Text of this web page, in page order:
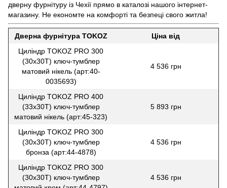
дверну фурнітуру із Чехії прямо в каталозі нашого інтернет-
магазину. Не економте на комфорті та безпеці свого житла!
Дверна фурнітура TOKOZ
Ціна від
Циліндр TOKOZ PRO 300
(30x30T) ключ-тумблер
матовий нікель (арт:40-
0035693)
4 536 грн
Циліндр TOKOZ PRO 400
(33x30T) ключ-тумблер
матовий нікель (арт:45-323)
5 893 грн
Циліндр TOKOZ PRO 300
(30x30T) ключ-тумблер
бронза (арт:44-4878)
4 536 грн
Циліндр TOKOZ PRO 300
(30x30T) ключ-тумблер
4 536 грн